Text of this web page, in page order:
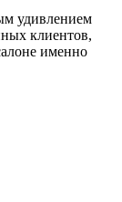
удивлением
клиентов,
именно